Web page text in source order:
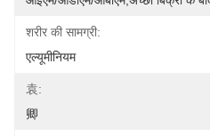
शरीर की सामग्री:
एल्यूमीनियम
袁:
卿